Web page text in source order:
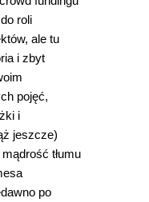
roli
ale tu
i zbyt
pojęć,
i
jeszcze)
tłumu
po